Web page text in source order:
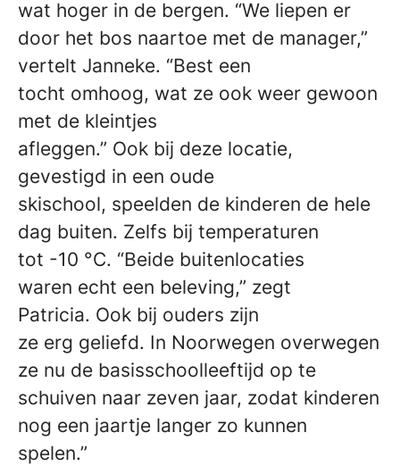
wat hoger in de bergen. “We liepen er
door het bos naartoe met de manager,”
vertelt Janneke. “Best een
tocht omhoog, wat ze ook weer gewoon
met de kleintjes
afleggen.” Ook bij deze locatie,
gevestigd in een oude
skischool, speelden de kinderen de hele
dag buiten. Zelfs bij temperaturen
tot -10 °C. “Beide buitenlocaties
waren echt een beleving,” zegt
Patricia. Ook bij ouders zijn
ze erg geliefd. In Noorwegen overwegen
ze nu de basisschoolleeftijd op te
schuiven naar zeven jaar, zodat kinderen
nog een jaartje langer zo kunnen
spelen.”